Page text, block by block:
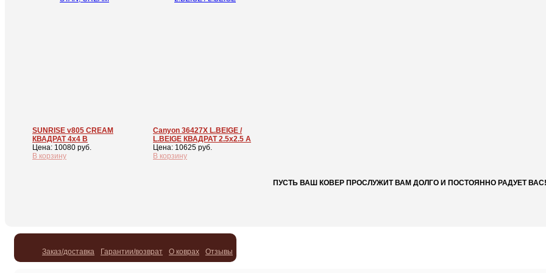
SUNRISE v805 CREAM
КВАДРАТ 4x4 В
Цена: 10080 руб.
В корзину
Canyon 36427X L.BEIGE /
L.BEIGE КВАДРАТ 2.5x2.5 А
Цена: 10625 руб.
В корзину
ПУСТЬ ВАШ КОВЕР ПРОСЛУЖИТ ВАМ ДОЛГО И ПОСТОЯННО РАДУЕТ ВАС!
Заказ/доставка Гарантии/возврат О коврах Отзывы